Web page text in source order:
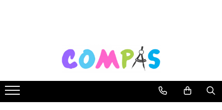
Noutăți Librăria Compas
Souvenir România
Rechizite școlare
Instrumente de scris